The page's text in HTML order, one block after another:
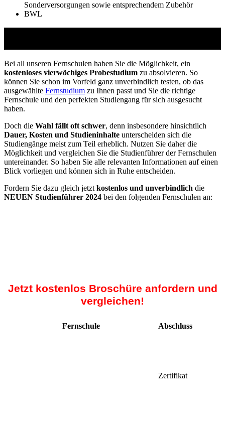
Sonderversorgungen sowie entsprechendem Zubehör
BWL
Bei all unseren Fernschulen haben Sie die Möglichkeit, ein
kostenloses vierwöchiges Probestudium zu absolvieren. So
können Sie schon im Vorfeld ganz unverbindlich testen, ob das
ausgewählte Fernstudium zu Ihnen passt und Sie die richtige
Fernschule und den perfekten Studiengang für sich ausgesucht
haben.
Doch die Wahl fällt oft schwer, denn insbesondere hinsichtlich
Dauer, Kosten und Studieninhalte unterscheiden sich die
Studiengänge meist zum Teil erheblich. Nutzen Sie daher die
Möglichkeit und vergleichen Sie die Studienführer der Fernschulen
untereinander. So haben Sie alle relevanten Informationen auf einen
Blick vorliegen und können sich in Ruhe entscheiden.
Fordern Sie dazu gleich jetzt kostenlos und unverbindlich die
NEUEN Studienführer 2024 bei den folgenden Fernschulen an:
Jetzt kostenlos Broschüre anfordern und
vergleichen!
Fernschule Abschluss
Zertifikat